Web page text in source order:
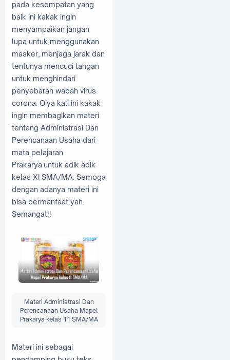
pada kesempatan yang
baik ini kakak ingin
menyampaikan jangan
lupa untuk menggunakan
masker, menjaga jarak dan
tentunya mencuci tangan
untuk menghindari
penyebaran wabah virus
corona. Oiya kali ini kakak
ingin membagikan materi
tentang Administrasi Dan
Perencanaan Usaha dari
mata pelajaran
Prakarya untuk adik adik
kelas XI SMA/MA. Semoga
dengan adanya materi ini
bisa bermanfaat yah.
Semangat!!
Materi Administrasi Dan
Perencanaan Usaha Mapel
Prakarya kelas 11 SMA/MA
Materi ini sebagai